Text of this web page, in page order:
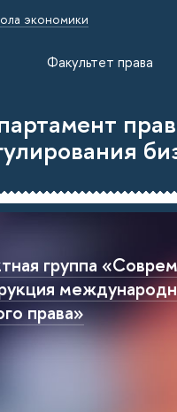
экономики
Факультет права
группа
права»